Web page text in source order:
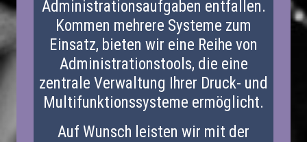
Administrationsaufgaben entfallen.
Kommen mehrere Systeme zum
Einsatz, bieten wir eine Reihe von
Administrationstools, die eine
zentrale Verwaltung Ihrer Druck- und
Multifunktionssysteme ermöglicht.
Auf Wunsch leisten wir mit der